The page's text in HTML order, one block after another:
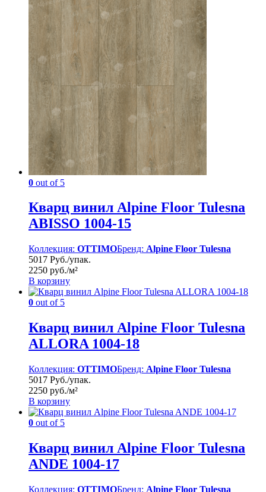
0 out of 5
Кварц винил Alpine Floor Tulesna
ABISSO 1004-15
Коллекция: OTTIMOБренд: Alpine Floor Tulesna
5017 Руб./упак.
2250 руб./м²
В корзину
0 out of 5
Кварц винил Alpine Floor Tulesna
ALLORA 1004-18
Коллекция: OTTIMOБренд: Alpine Floor Tulesna
5017 Руб./упак.
2250 руб./м²
В корзину
0 out of 5
Кварц винил Alpine Floor Tulesna
ANDE 1004-17
Коллекция: OTTIMOБренд: Alpine Floor Tulesna